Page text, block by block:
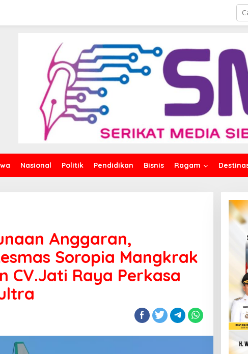
Nasional Politik Pendidikan Bisnis Ragam
Anggaran,
Soropia Mangkrak
CV.Jati Raya Perkasa